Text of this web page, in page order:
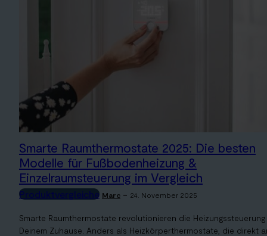
Smarte Raumthermostate 2025: Die besten
Modelle für Fußbodenheizung &
Einzelraumsteuerung im Vergleich
Produktvergleiche Marc - 24. November 2025
Smarte Raumthermostate revolutionieren die
Deinem Zuhause. Anders als Heizkörperthermostate, die direkt